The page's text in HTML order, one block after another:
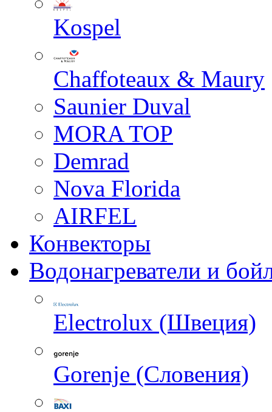
Kospel
Chaffoteaux & Maury
Saunier Duval
MORA TOP
Demrad
Nova Florida
AIRFEL
Конвекторы
Водонагреватели и
Electrolux (Швеция)
Gorenje (Словения)